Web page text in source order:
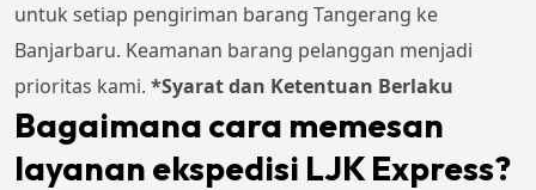
untuk setiap pengiriman barang Tangerang ke
Banjarbaru. Keamanan barang pelanggan menjadi
prioritas kami. *Syarat dan Ketentuan Berlaku
Bagaimana cara memesan
layanan ekspedisi LJK Express?